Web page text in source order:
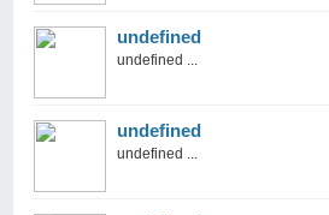
undefined
undefined ...
undefined
undefined ...